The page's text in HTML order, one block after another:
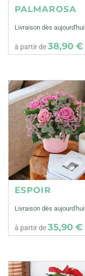
PALMAROSA
Livraison dès aujourd'hui
à partir de38,90 €
ESPOIR
Livraison dès aujourd'hui
à partir de35,90 €